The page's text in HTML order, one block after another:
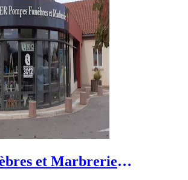
et Marbrerie